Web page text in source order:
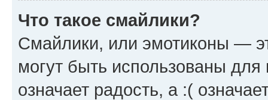
Что такое смайлики?
Смайлики, или эмотиконы —
могут быть использованы
означает радость, а :(